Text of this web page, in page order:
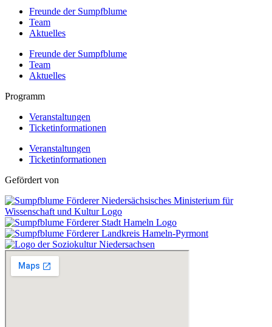
Freunde der Sumpfblume
Team
Aktuelles
Freunde der Sumpfblume
Team
Aktuelles
Programm
Veranstaltungen
Ticketinformationen
Veranstaltungen
Ticketinformationen
Gefördert von